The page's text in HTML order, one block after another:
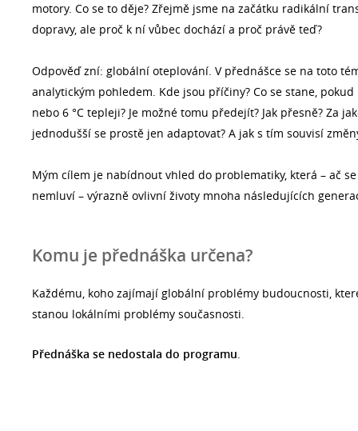
motory. Co se to děje? Zřejmě jsme na začátku radikální
dopravy, ale proč k ní vůbec dochází a proč právě teď?
Odpověď zní: globální oteplování. V přednášce se na toto
analytickým pohledem. Kde jsou příčiny? Co se stane, pokud
nebo 6 °C tepleji? Je možné tomu předejít? Jak přesně? Za
jednodušší se prostě jen adaptovat? A jak s tím souvisí
Mým cílem je nabídnout vhled do problematiky, která – ač
nemluví – výrazně ovlivní životy mnoha následujících
Komu je přednáška určena?
Každému, koho zajímají globální problémy budoucnosti,
stanou lokálními problémy současnosti.
Přednáška se nedostala do programu.